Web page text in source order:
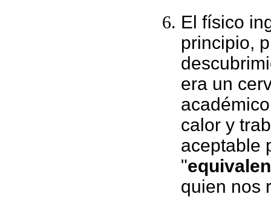
El físico
principio,
era un
calor y
aceptable
"
quien nos